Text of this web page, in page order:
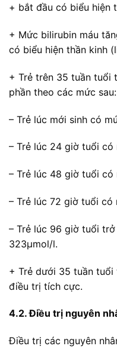
+ bắt đầu có biểu hiện
+ Mức bilirubin máu
có biểu hiện thần kinh
+ Trẻ trên 35 tuần tuổi
phần theo các mức sau:
– Trẻ lúc mới sinh có
– Trẻ lúc 24 giờ tuổi
– Trẻ lúc 48 giờ tuổi
– Trẻ lúc 72 giờ tuổi
– Trẻ lúc 96 giờ tuổi
323µmol/l.
+ Trẻ dưới 35 tuần tuổi
điều trị tích cực.
4.2. Điều trị nguyên
Điều trị các nguyên